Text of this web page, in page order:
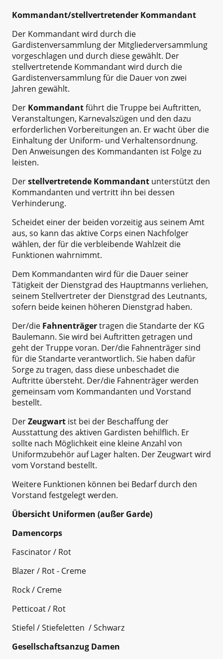
Kommandant/stellvertretender Kommandant
Der Kommandant wird durch die
Gardistenversammlung der Mitgliederversammlung
vorgeschlagen und durch diese gewählt. Der
stellvertretende Kommandant wird durch die
Gardistenversammlung für die Dauer von zwei
Jahren gewählt.
Der Kommandantführt die Truppe bei Auftritten,
Veranstaltungen, Karnevalszügen und den dazu
erforderlichen Vorbereitungen an. Er wacht über die
Einhaltung der Uniform- und Verhaltensordnung.
Den Anweisungen des Kommandanten ist Folge zu
leisten.
Derstellvertretende Kommandant unterstützt den
Kommandanten und vertritt ihn bei dessen
Verhinderung.
Scheidet einer der beiden vorzeitig aus seinem Amt
aus, so kann das aktive Corps einen Nachfolger
wählen, der für die verbleibende Wahlzeit die
Funktionen wahrnimmt.
Dem Kommandanten wird für die Dauer seiner
Tätigkeit der Dienstgrad des Hauptmanns verliehen,
seinem Stellvertreter der Dienstgrad des Leutnants,
sofern beide keinen höheren Dienstgrad haben.
Der/die Fahnenträgertragen die Standarte der KG
Baulemann. Sie wird bei Auftritten getragen und
geht der Truppe voran. Der/die Fahnenträger sind
für die Standarte verantwortlich. Sie haben dafür
Sorge zu tragen, dass diese unbeschadet die
Auftritte übersteht. Der/die Fahnenträger werden
gemeinsam vom Kommandanten und Vorstand
bestellt.
DerZeugwart ist bei der Beschaffung der
Ausstattung des aktiven Gardisten behilflich. Er
sollte nach Möglichkeit eine kleine Anzahl von
Uniformzubehör auf Lager halten. Der Zeugwart wird
vom Vorstand bestellt.
Weitere Funktionen können bei Bedarf durch den
Vorstand festgelegt werden.
Übersicht Uniformen (außer Garde)
Damencorps
Fascinator / Rot
Blazer / Rot - Creme
Rock / Creme
Petticoat / Rot
Stiefel / Stiefeletten / Schwarz
Gesellschaftsanzug Damen